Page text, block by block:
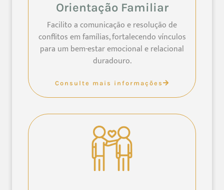
Orientação Familiar
Facilito a comunicação e resolução de
conflitos em famílias, fortalecendo vínculos
para um bem-estar emocional e relacional
duradouro.
Consulte mais informações